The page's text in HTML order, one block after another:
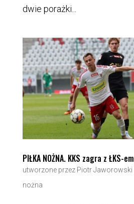
dwie porażki...
PIŁKA NOŻNA. KKS zagra z ŁKS-em
utworzone przez Piotr Jaworowski
nożna